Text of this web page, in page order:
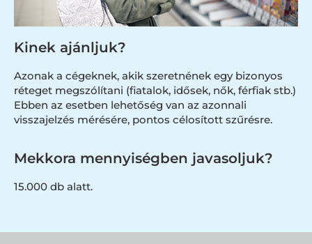
Kinek ajánljuk?
Azonak a cégeknek, akik szeretnének egy bizonyos
réteget megszólítani (fiatalok, idősek, nők, férfiak stb.)
Ebben az esetben lehetőség van az azonnali
visszajelzés mérésére, pontos célosított szűrésre.
Mekkora mennyiségben javasoljuk?
15.000 db alatt.